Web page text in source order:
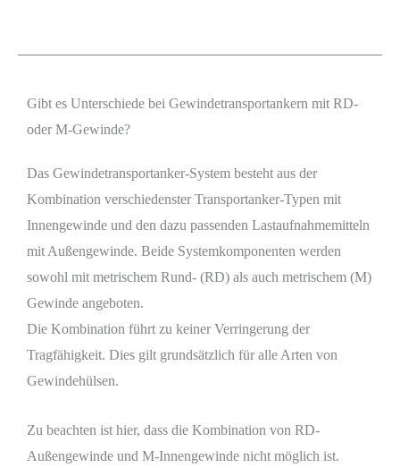
Gibt es Unterschiede bei Gewindetransportankern mit RD-
oder M-Gewinde?
Das Gewindetransportanker-System besteht aus der
Kombination verschiedenster Transportanker-Typen mit
Innengewinde und den dazu passenden Lastaufnahmemitteln
mit Außengewinde. Beide Systemkomponenten werden
sowohl mit metrischem Rund- (RD) als auch metrischem (M)
Gewinde angeboten.
Die Kombination führt zu keiner Verringerung der
Tragfähigkeit. Dies gilt grundsätzlich für alle Arten von
Gewindehülsen.
Zu beachten ist hier, dass die Kombination von RD-
Außengewinde und M-Innengewinde nicht möglich ist.